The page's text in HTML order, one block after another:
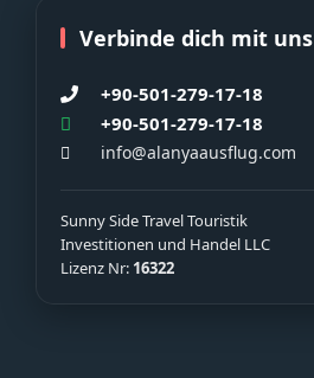
Verbinde dich mit uns
+90-501-279-17-18
+90-501-279-17-18
info@alanyaausflug.com
Sunny Side Travel Touristik
Investitionen und Handel LLC
Lizenz Nr: 16322